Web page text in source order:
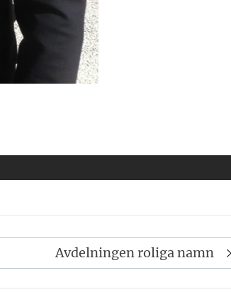
Avdelningen roliga namn